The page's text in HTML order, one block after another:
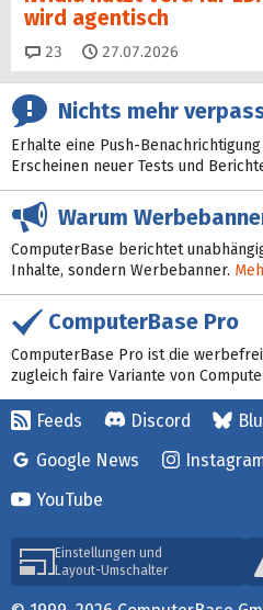
wird agentisch
23 Kommentare
27.07.2026
Nichts mehr
Erhalte eine Push-
Erscheinen neuer Tests und
Warum
ComputerBase berichtet
Inhalte, sondern Werbebanner.
ComputerBase Pro
ComputerBase Pro ist die
zugleich faire Variante von
Feeds Discord
Google News
YouTube
Einstellungen und
Layout-Umschalter